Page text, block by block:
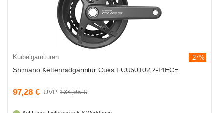
Kurbelgarnituren -27%
Shimano Kettenradgarnitur Cues FCU60102 2-PIECE
97,28 € 134,95 €